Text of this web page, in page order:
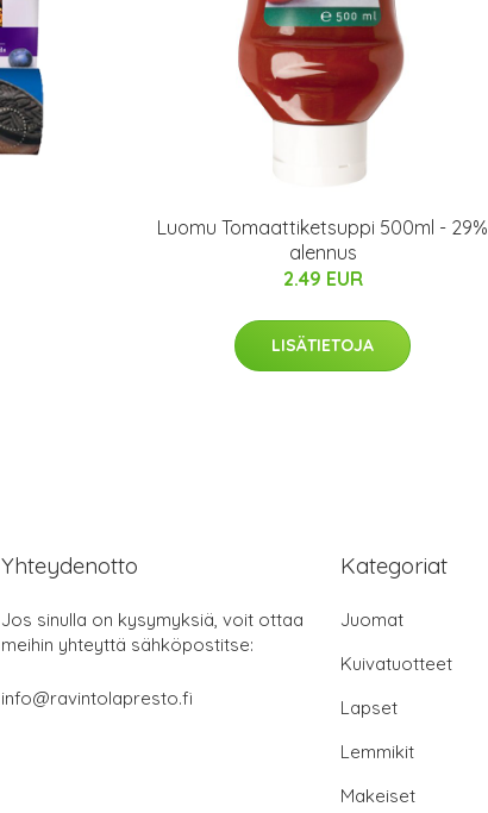
Luomu Tomaattiketsuppi 500ml - 29%
alennus
2.49 EUR
LISÄTIETOJA
Yhteydenotto
Jos sinulla on kysymyksiä, voit ottaa
meihin yhteyttä sähköpostitse:
info@ravintolapresto.fi
Kategoriat
Juomat
Kuivatuotteet
Lapset
Lemmikit
Makeiset